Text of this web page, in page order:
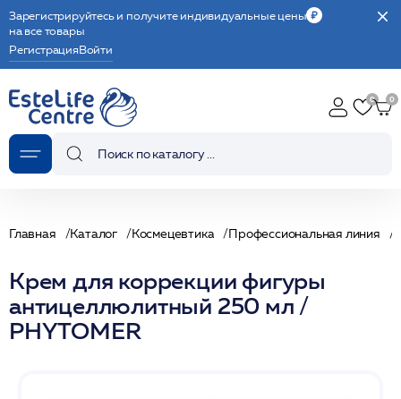
Зарегистрируйтесь и получите индивидуальные цены
на все товары
РегистрацияВойти
Главная Каталог Космецевтика Профессиональная линия
Крем для коррекции фигуры
антицеллюлитный 250 мл /
PHYTOMER